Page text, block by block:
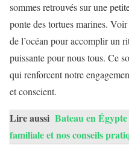
sommes retrouvés sur une
ponte des tortues marines.
de l’océan pour accomplir un
puissante pour nous tous. Ce
qui renforcent notre
et conscient.
Lire aussi Bateau en
familiale et nos conseils